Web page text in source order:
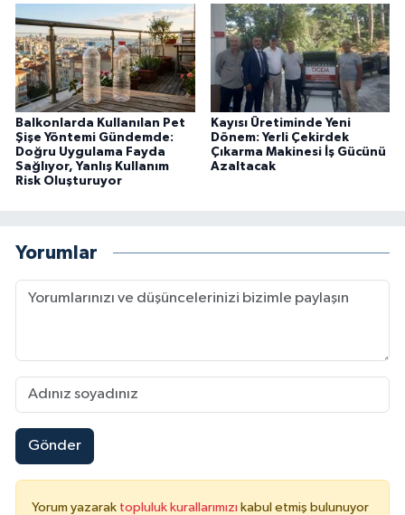
Balkonlarda Kullanılan Pet
Şişe Yöntemi Gündemde:
Doğru Uygulama Fayda
Sağlıyor, Yanlış Kullanım
Risk Oluşturuyor
Kayısı Üretiminde Yeni
Dönem: Yerli Çekirdek
Çıkarma Makinesi İş Gücünü
Azaltacak
Yorumlar
Gönder
Yorum yazarak topluluk kurallarımızı kabul etmiş bulunuyor